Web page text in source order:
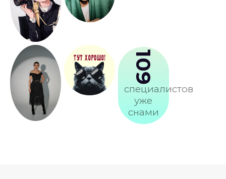
109
специалистов
уже
снами